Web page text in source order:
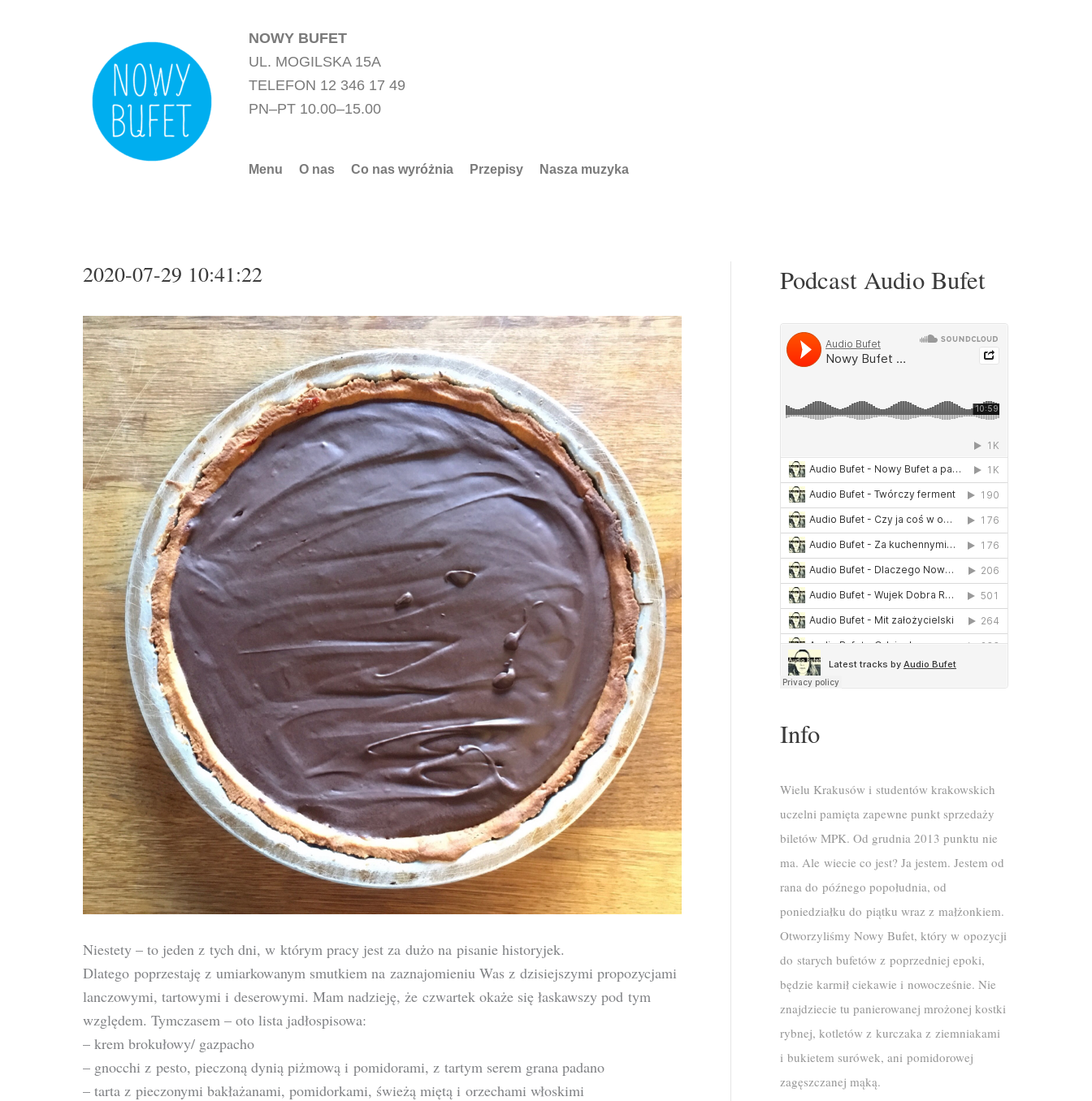
NOWY BUFET
UL. MOGILSKA 15A
TELEFON 12 346 17 49
PN–PT 10.00–15.00
Menu O nas Co nas wyróżnia Przepisy Nasza muzyka
2020-07-29 10:41:22
Niestety – to jeden z tych dni, w którym pracy jest za dużo na pisanie historyjek.
Dlatego poprzestaję z umiarkowanym smutkiem na zaznajomieniu Was z dzisiejszymi propozycjami
lanczowymi, tartowymi i deserowymi. Mam nadzieję, że czwartek okaże się łaskawszy pod tym
względem. Tymczasem – oto lista jadłospisowa:
– krem brokułowy/ gazpacho
– gnocchi z pesto, pieczoną dynią piżmową i pomidorami, z tartym serem grana padano
– tarta z pieczonymi bakłażanami, pomidorkami, świeżą miętą i orzechami włoskimi
Podcast Audio Bufet
Info
Wielu Krakusów i studentów krakowskich
uczelni pamięta zapewne punkt sprzedaży
biletów MPK. Od grudnia 2013 punktu nie
ma. Ale wiecie co jest? Ja jestem. Jestem od
rana do późnego popołudnia, od
poniedziałku do piątku wraz z małżonkiem.
Otworzyliśmy Nowy Bufet, który w opozycji
do starych bufetów z poprzedniej epoki,
będzie karmił ciekawie i nowocześnie. Nie
znajdziecie tu panierowanej mrożonej kostki
rybnej, kotletów z kurczaka z ziemniakami
i bukietem surówek, ani pomidorowej
zagęszczanej mąką.